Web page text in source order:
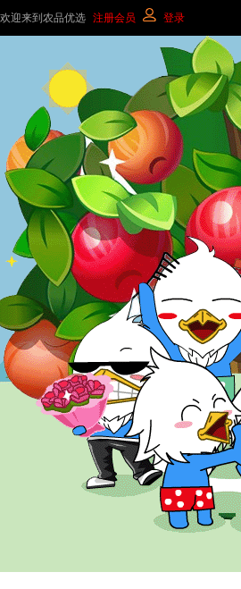
欢迎来到农品优选 注册会员 登录